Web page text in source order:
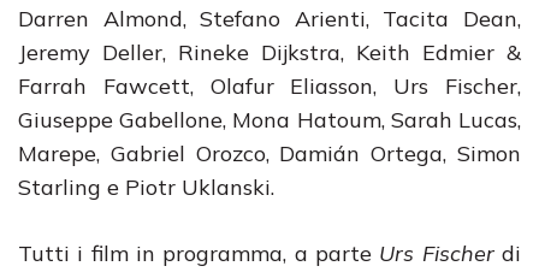
Darren Almond, Stefano Arienti, Tacita Dean,
Jeremy Deller, Rineke Dijkstra, Keith Edmier &
Farrah Fawcett, Olafur Eliasson, Urs Fischer,
Giuseppe Gabellone, Mona Hatoum, Sarah Lucas,
Marepe, Gabriel Orozco, Damián Ortega, Simon
Starling e Piotr Uklanski.
Tutti i film in programma, a parte Urs Fischerdi